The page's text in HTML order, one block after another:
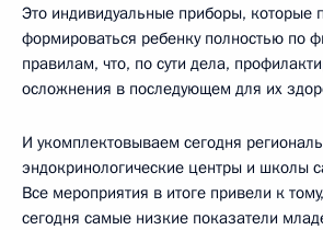
Это индивидуальные приборы, которые
формироваться ребенку полностью по
правилам, что, по сути дела,
осложнения в последующем для их
И укомплектовываем сегодня
эндокринологические центры и школы
Все мероприятия в итоге привели к
сегодня самые низкие показатели